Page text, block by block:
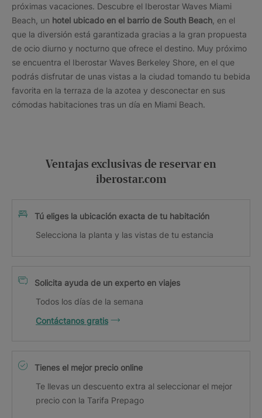
próximas vacaciones. Descubre el Iberostar Waves Miami
Beach, un hotel ubicado en el barrio de South Beach , en el
que la diversión está garantizada gracias a la gran propuesta
de ocio diurno y nocturno que ofrece el destino. Muy próximo
se encuentra el Iberostar Waves Berkeley Shore, en el que
podrás disfrutar de unas vistas a la ciudad tomando tu bebida
favorita en la terraza de la azotea y desconectar en sus
cómodas habitaciones tras un día en Miami Beach.
Ventajas exclusivas de reservar en
iberostar.com
Tú eliges la ubicación exacta de tu habitación
Selecciona la planta y las vistas de tu estancia
Solicita ayuda de un experto en viajes
Todos los días de la semana
Contáctanos gratis
Tienes el mejor precio online
Te llevas un descuento extra al seleccionar el mejor
precio con la Tarifa Prepago